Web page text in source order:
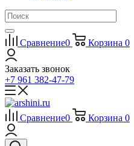
Сравнение0 Корзина 0
Заказать звонок
+7 961 382-47-79
Сравнение0 Корзина 0